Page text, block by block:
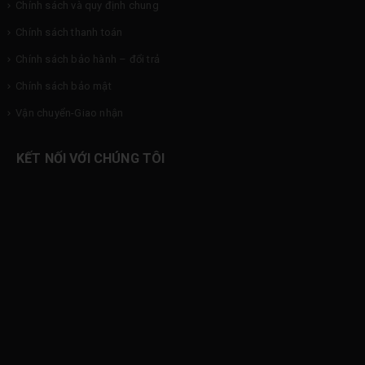
Chính sách và quy định chung
Chính sách thanh toán
Chính sách bảo hành – đổi trả
Chính sách bảo mật
Vận chuyển-Giao nhận
KẾT NỐI VỚI CHÚNG TÔI